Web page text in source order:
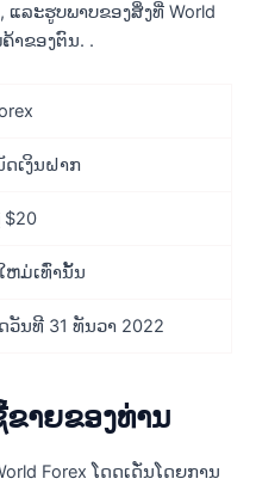
ລະຮູບພາບຂອງສິ່ງທີ່ World
າຂອງຕົນ. .
ດເງິນຝາກ
$20
ຫມ່ເທົ່ານັ້ນ
ວັນທີ 31 ທັນວາ 2022
າຍຂອງທ່ານ
Forex ໂດດເດັ່ນໂດຍການ